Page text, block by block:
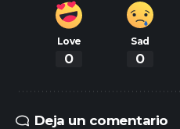
Love
0
Sad
0
Deja un comentario